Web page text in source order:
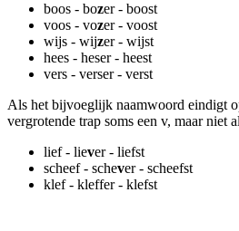
boos - bozer - boost
voos - vozer - voost
wijs - wijzer - wijst
hees - heser - heest
vers - verser - verst
Als het bijvoeglijk naamwoord eindigt
vergrotende trap soms een v, maar niet
lief - liever - liefst
scheef - schever - scheefst
klef - kleffer - klefst